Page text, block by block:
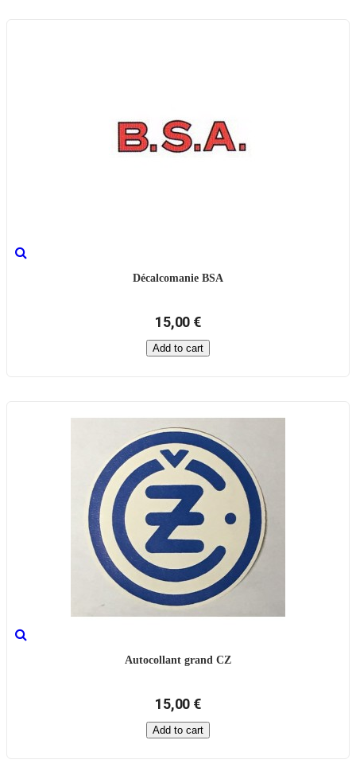
Décalcomanie BSA
15,00 €
Add to cart
Autocollant grand CZ
15,00 €
Add to cart